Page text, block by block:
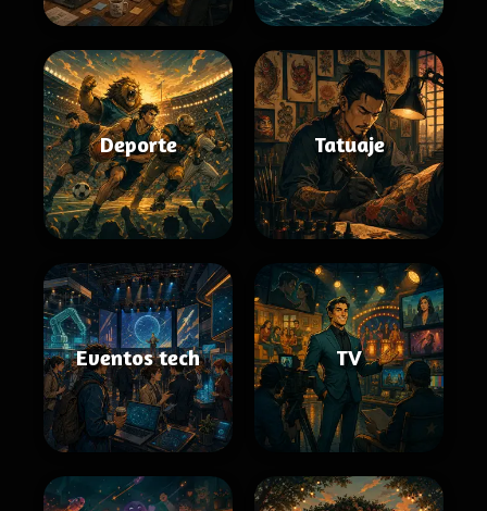
Deporte Tatuaje
Eventos tech TV